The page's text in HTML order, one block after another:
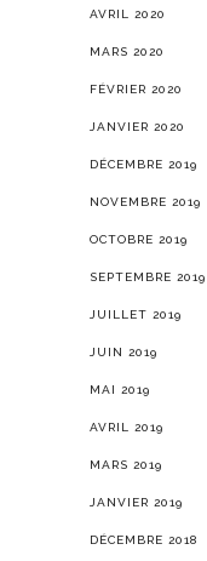
AVRIL 2020
MARS 2020
FÉVRIER 2020
JANVIER 2020
DÉCEMBRE 2019
NOVEMBRE 2019
OCTOBRE 2019
SEPTEMBRE 2019
JUILLET 2019
JUIN 2019
MAI 2019
AVRIL 2019
MARS 2019
JANVIER 2019
DÉCEMBRE 2018